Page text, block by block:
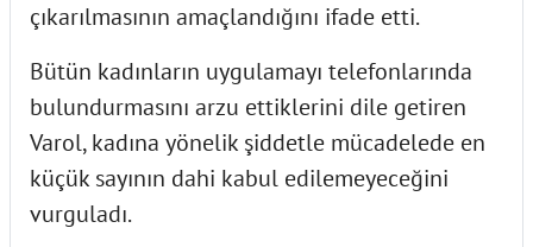
çıkarılmasının amaçlandığını ifade etti.
Bütün kadınların uygulamayı telefonlarında
bulundurmasını arzu ettiklerini dile getiren
Varol, kadına yönelik şiddetle mücadelede en
küçük sayının dahi kabul edilemeyeceğini
vurguladı.